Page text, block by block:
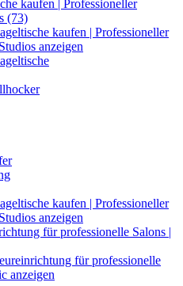
kaufen | Professioneller
(73)
kaufen | Professioneller
anzeigen
kaufen | Professioneller
anzeigen
für professionelle Salons |
für professionelle
anzeigen